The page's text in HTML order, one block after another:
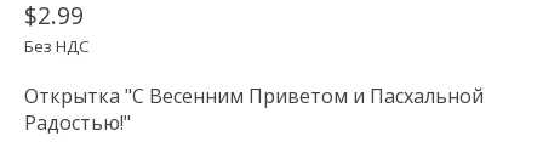
$2.99
Без НДС
Открытка "С Весенним Приветом и Пасхальной
Радостью!"